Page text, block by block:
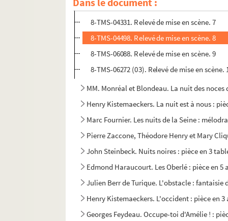
8-TMS-02353 (RES). Relevé de mise en
8-TMS-04331. Relevé de mise en scène. 7
8-TMS-04498. Relevé de mise en scène. 8
8-TMS-06088. Relevé de mise en scène. 9
8-TMS-06272 (03). Relevé de mise en scène.
MM. Monréal et Blondeau. La nuit des
Henry Kistemaeckers. La nuit est à nous :
Marc Fournier. Les nuits de la Seine :
Pierre Zaccone, Théodore Henry et Mary
John Steinbeck. Nuits noires : pièce en 3
Edmond Haraucourt. Les Oberlé : pièce en
Julien Berr de Turique. L'obstacle : fantaisie
Henry Kistemaeckers. L'occident : pièce en 3
Georges Feydeau. Occupe-toi d'Amélie ! :